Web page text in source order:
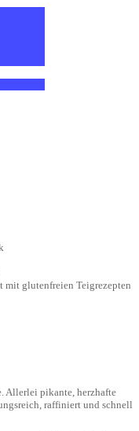
mit glutenfreien Teigrezepten
Allerlei pikante, herzhafte
raffiniert und schnell